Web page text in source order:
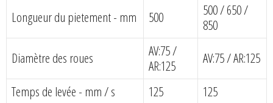
Longueur du pietement - mm 500
500 / 650 /
850
Diamètre des roues
AV:75 /
AR:125
AV:75 / AR:125
Temps de levée - mm / s
125
125